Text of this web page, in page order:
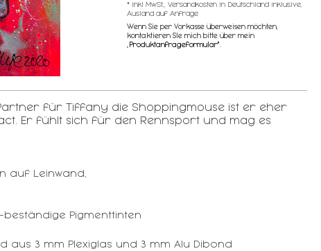
* inkl MwSt,, Versandkosten in Deutschland inklusive,
Ausland auf Anfrage
Wenn Sie per Vorkasse überweisen möchten,
kontaktieren SIe mich bitte über mein
Produktanfrageformular"
für Tiffany die Shoppingmouse ist er eher
Er fühlt sich für den Rennsport und mag es
auf Leinwand,
Pigmenttinten
aus 3 mm Plexiglas und 3 mm Alu Dibond